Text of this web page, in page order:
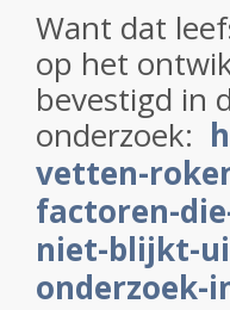
Want dat
op het
bevestigd in
onderzoek:
vetten-
factoren-
niet-blijkt-
onderzoek-